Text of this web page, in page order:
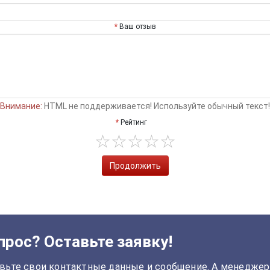
Ваш отзыв
Внимание: HTML не поддерживается! Используйте обычный текст!
Рейтинг
Продолжить
Оставьте заявку!
свои контактные данные и сообщение. А